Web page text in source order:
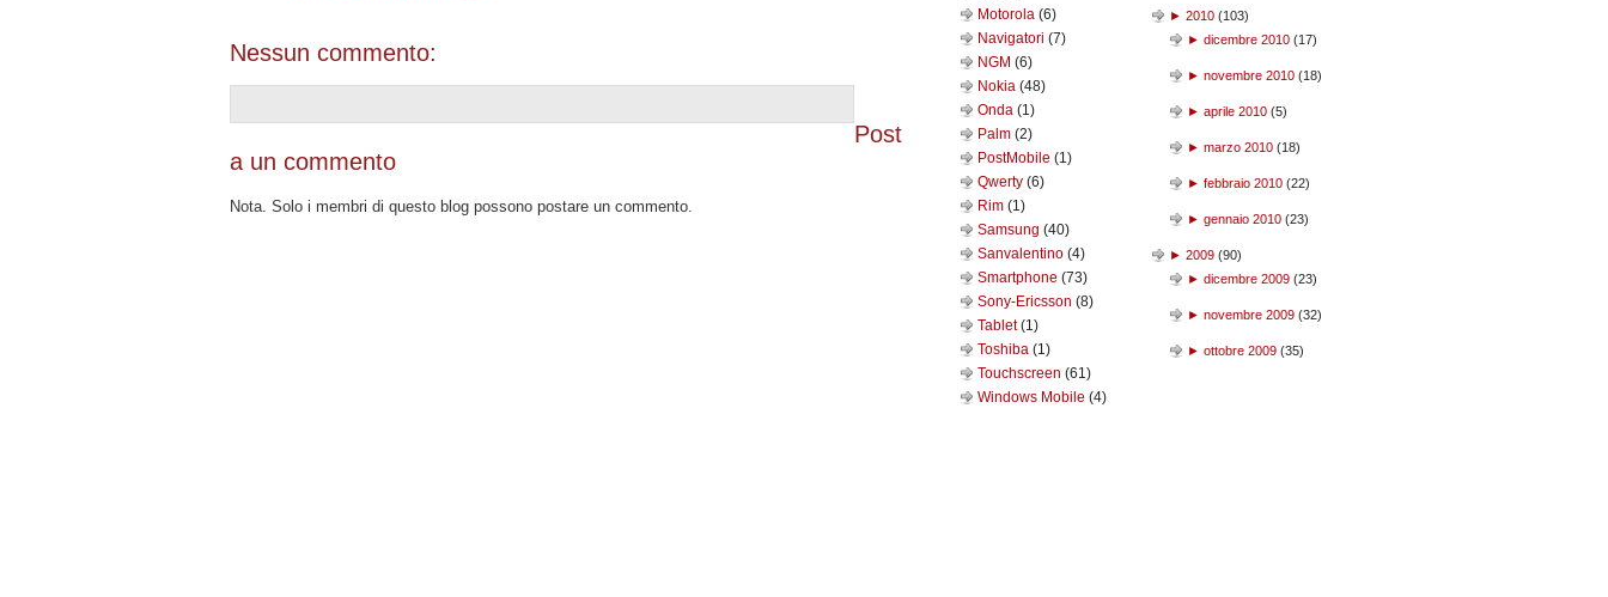
Nessun commento:
Post
a un commento
Nota. Solo i membri di questo blog possono postare un commento.
Motorola (6)
Navigatori (7)
NGM (6)
Nokia (48)
Onda (1)
Palm (2)
PostMobile (1)
Qwerty (6)
Rim (1)
Samsung (40)
Sanvalentino (4)
Smartphone (73)
Sony-Ericsson (8)
Tablet(1)
Toshiba (1)
Touchscreen (61)
Windows Mobile (4)
► 2010 (103)
► dicembre 2010 (17)
► novembre 2010 (18)
► aprile 2010 (5)
► marzo 2010 (18)
► febbraio 2010 (22)
► gennaio 2010 (23)
► 2009 (90)
► dicembre 2009 (23)
► novembre 2009 (32)
► ottobre 2009 (35)